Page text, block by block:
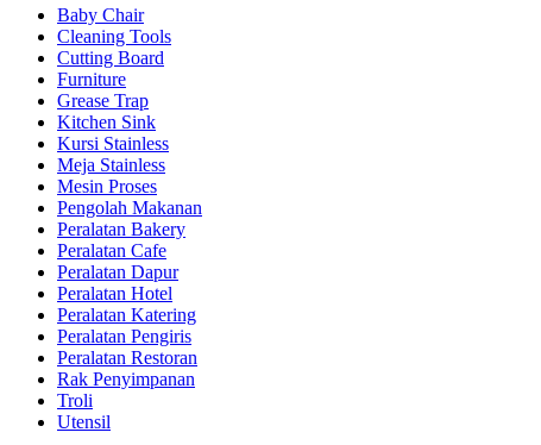
Baby Chair
Cleaning Tools
Cutting Board
Furniture
Grease Trap
Kitchen Sink
Kursi Stainless
Meja Stainless
Mesin Proses
Pengolah Makanan
Peralatan Bakery
Peralatan Cafe
Peralatan Dapur
Peralatan Hotel
Peralatan Katering
Peralatan Pengiris
Peralatan Restoran
Rak Penyimpanan
Troli
Utensil